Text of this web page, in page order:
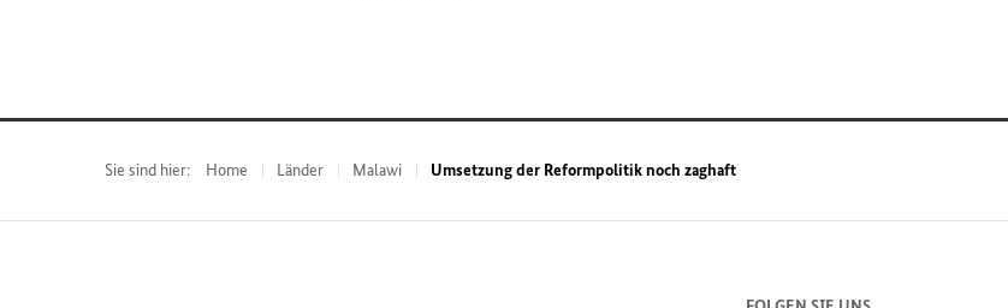
Sie sind hier: Home Länder Malawi Umsetzung der Reformpolitik noch zaghaft